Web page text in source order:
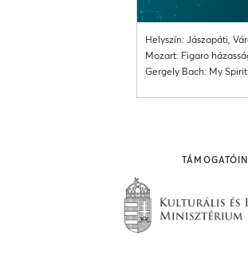
Helyszín: Jászapáti,
Mozart: Figaro
Gergely Bach: My Spirit